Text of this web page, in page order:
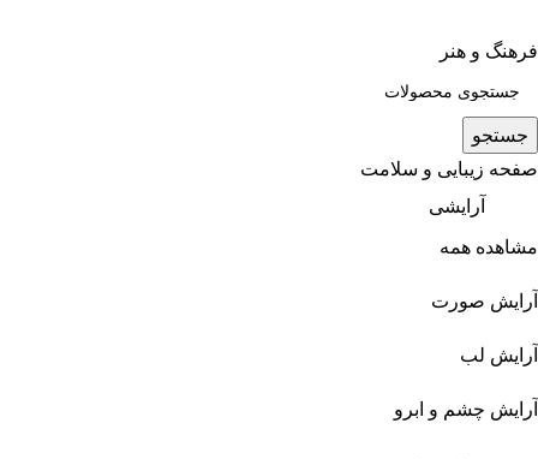
فرهنگ و هنر
جستجو
صفحه زیبایی و سلامت
آرایشی
مشاهده همه
آرایش صورت
آرایش لب
آرایش چشم و ابرو